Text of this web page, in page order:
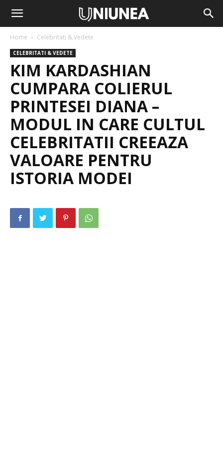
Home Celebritati & Vedete
CELEBRITATI & VEDETE
KIM KARDASHIAN
CUMPARA COLIERUL
PRINTESEI DIANA –
MODUL IN CARE CULTUL
CELEBRITATII CREEAZA
VALOARE PENTRU
ISTORIA MODEI